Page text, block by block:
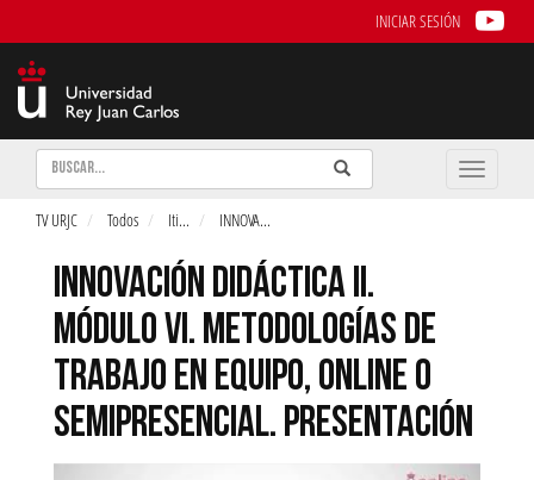
INICIAR SESIÓN
Buscar Enviar
Buscar
Toggle
TV URJC Todos Iti... INNOVA...
INNOVACIÓN DIDÁCTICA II.
MÓDULO VI. METODOLOGÍAS DE
TRABAJO EN EQUIPO, ONLINE O
SEMIPRESENCIAL. PRESENTACIÓN